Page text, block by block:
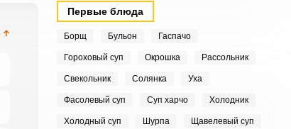
Первые блюда
Борщ Бульон Гаспачо
Гороховый суп Окрошка Рассольник
Свекольник Солянка Уха
Фасолевый суп Суп харчо Холодник
Холодный суп Шурпа Щавелевый суп